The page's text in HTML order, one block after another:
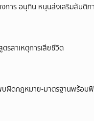
งการ อนุทิน หนุนส่งเสริมสันติภ
รสาเหตุการเสียชีวิต
ผิดกฎหมาย-มาตรฐานพร้อมฟั